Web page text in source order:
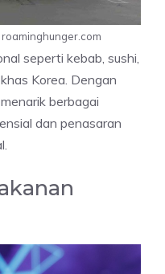
seperti kebab, sushi,
Korea. Dengan
berbagai
dan penasaran